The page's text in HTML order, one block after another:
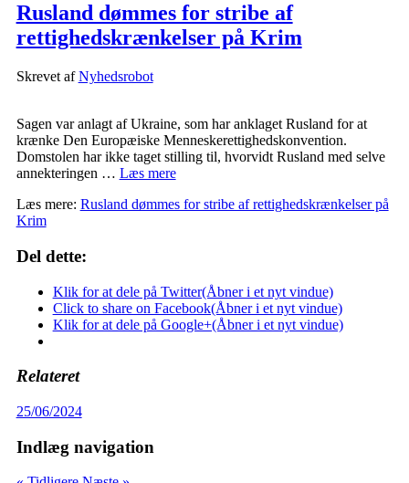
Rusland dømmes for stribe af
rettighedskrænkelser på Krim
Skrevet afNyhedsrobot
Sagen var anlagt af Ukraine, som har anklaget Rusland for at
krænke Den Europæiske Menneskerettighedskonvention.
Domstolen har ikke taget stilling til, hvorvidt Rusland med selve
annekteringen … Læs mere
Læs mere: Rusland dømmes for stribe af rettighedskrænkelser på
Krim
Del dette:
Klik for at dele på Twitter(Åbner i et nyt vindue)
Click to share on Facebook(Åbner i et nyt vindue)
Klik for at dele på Google+(Åbner i et nyt vindue)
Relateret
25/06/2024
Indlæg navigation